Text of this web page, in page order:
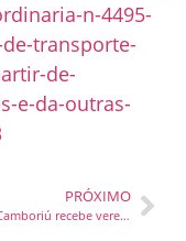
n-4495-
transporte-
de-
e-da-outras-
PRÓXIMO
Águas de Camboriú recebe vereadores da cidade para tratar sobre abastecimento do verão